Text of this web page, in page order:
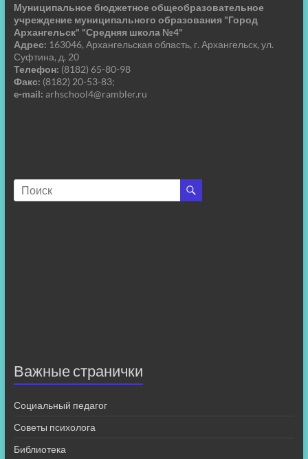
Муниципальное бюджетное общеобразовательное
учреждение муниципального образования "Город
Архангельск" "Средняя школа №4"
Адрес: 163046, Архангельская область, г. Архангельск, ул.
Суфтина, д. 20
Телефон: (8182) 65-80-98
Факс: (8182) 20-53-83;
e-mail: arhschool4@rambler.ru
Важные странички
Социальный педагог
Советы психолога
Библиотека